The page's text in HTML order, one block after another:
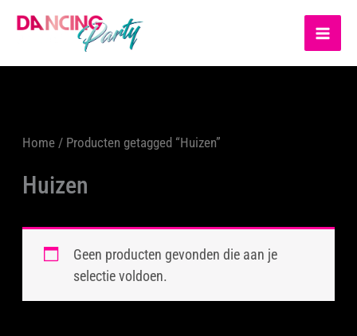
naar
Home / Producten getagged “Huizen”
Huizen
Geen producten gevonden die aan je
selectie voldoen.